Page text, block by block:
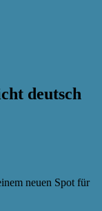
deutsch
neuen Spot für